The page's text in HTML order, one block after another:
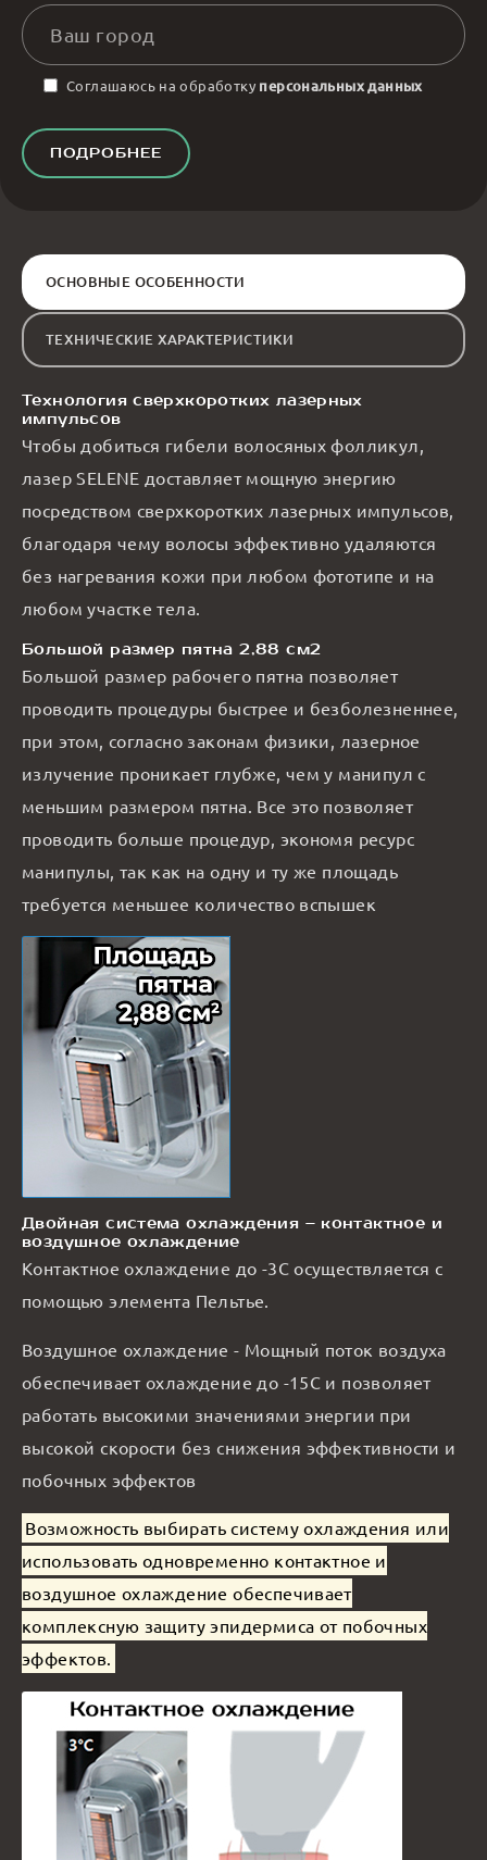
ПОДРОБНЕЕ
Соглашаюсь на обработку персональных данных
ОСНОВНЫЕ ОСОБЕННОСТИ
ТЕХНИЧЕСКИЕ ХАРАКТЕРИСТИКИ
Технология сверхкоротких лазерных
импульсов
Чтобы добиться гибели волосяных фолликул,
лазер SELENE доставляет мощную энергию
посредством сверхкоротких лазерных импульсов,
благодаря чему волосы эффективно удаляются
без нагревания кожи при любом фототипе и на
любом участке тела.
Большой размер пятна 2,88 см2
Большой размер рабочего пятна позволяет
проводить процедуры быстрее и безболезненнее,
при этом, согласно законам физики, лазерное
излучение проникает глубже, чем у манипул с
меньшим размером пятна. Все это позволяет
проводить больше процедур, экономя ресурс
манипулы, так как на одну и ту же площадь
требуется меньшее количество вспышек
Двойная система охлаждения – контактное и
воздушное охлаждение
Контактное охлаждение до -3С осуществляется с
помощью элемента Пельтье.
Воздушное охлаждение - Мощный поток воздуха
обеспечивает охлаждение до -15С и позволяет
работать высокими значениями энергии при
высокой скорости без снижения эффективности и
побочных эффектов
Возможность выбирать систему охлаждения или
использовать одновременно контактное и
воздушное охлаждение обеспечивает
комплексную защиту эпидермиса от побочных
эффектов.